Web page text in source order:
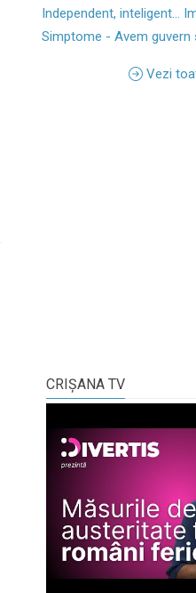
Independent, inteligent...
Simptome - Avem guvern
Vezi
CRIŞANA TV